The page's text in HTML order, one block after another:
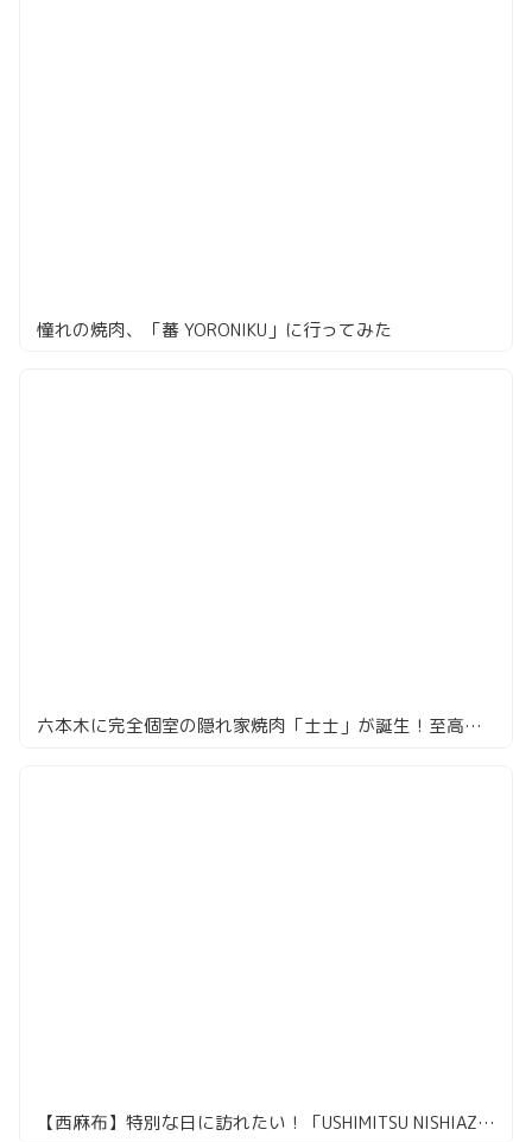
憧れの焼肉、「蕃 YORONIKU」に行ってみた
六本木に完全個室の隠れ家焼肉「士士」が誕生！至高のおまかせコースを堪能
【西麻布】特別な日に訪れたい！「USHIMITSU NISHIAZABU」で贅沢焼肉体験